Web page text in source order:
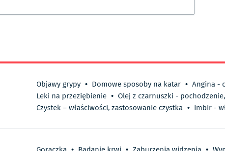
Objawy grypy • Domowe sposoby na katar • Angina -
Leki na przeziębienie • Olej z czarnuszki -
Czystek – właściwości, zastosowanie czystka • Imbir -